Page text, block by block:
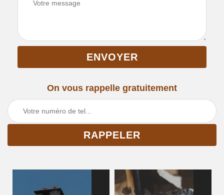
On vous rappelle gratuitement